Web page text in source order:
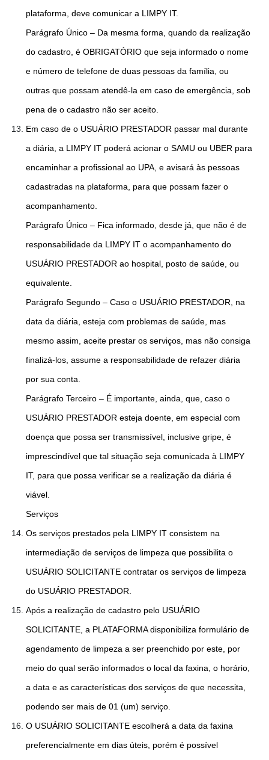
plataforma, deve comunicar a LIMPY IT.
Parágrafo Único – Da mesma forma, quando da realização
do cadastro, é OBRIGATÓRIO que seja informado o nome
e número de telefone de duas pessoas da família, ou
outras que possam atendê-la em caso de emergência, sob
pena de o cadastro não ser aceito.
Em caso de o USUÁRIO PRESTADOR passar mal durante
a diária, a LIMPY IT poderá acionar o SAMU ou UBER para
encaminhar a profissional ao UPA, e avisará às pessoas
cadastradas na plataforma, para que possam fazer o
acompanhamento.
Parágrafo Único – Fica informado, desde já, que não é de
responsabilidade da LIMPY IT o acompanhamento do
USUÁRIO PRESTADOR ao hospital, posto de saúde, ou
equivalente.
Parágrafo Segundo – Caso o USUÁRIO PRESTADOR, na
data da diária, esteja com problemas de saúde, mas
mesmo assim, aceite prestar os serviços, mas não consiga
finalizá-los, assume a responsabilidade de refazer diária
por sua conta.
Parágrafo Terceiro – É importante, ainda, que, caso o
USUÁRIO PRESTADOR esteja doente, em especial com
doença que possa ser transmissível, inclusive gripe, é
imprescindível que tal situação seja comunicada à LIMPY
IT, para que possa verificar se a realização da diária é
viável.
Serviços
Os serviços prestados pela LIMPY IT consistem na
intermediação de serviços de limpeza que possibilita o
USUÁRIO SOLICITANTE contratar os serviços de limpeza
do USUÁRIO PRESTADOR.
Após a realização de cadastro pelo USUÁRIO
SOLICITANTE, a PLATAFORMA disponibiliza formulário de
agendamento de limpeza a ser preenchido por este, por
meio do qual serão informados o local da faxina, o horário,
a data e as características dos serviços de que necessita,
podendo ser mais de 01 (um) serviço.
O USUÁRIO SOLICITANTE escolherá a data da faxina
preferencialmente em dias úteis, porém é possível